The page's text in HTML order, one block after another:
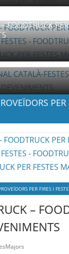
FOODTRUCK PER
– TEATRE
PER
PER FIRES I
–